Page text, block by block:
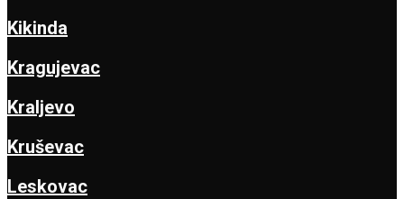
Kikinda
Kragujevac
Kraljevo
Kruševac
Leskovac